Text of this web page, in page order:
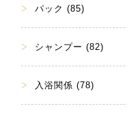
パック (85)
シャンプー (82)
入浴関係 (78)